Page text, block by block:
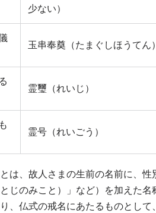
少ない）
玉串奉奠（たまぐしほうてん）
霊璽（れいじ）
霊号（れいごう）
は、故人さまの生前の名前に、
じのみこと）」など）を加えた
、仏式の戒名にあたるものとして